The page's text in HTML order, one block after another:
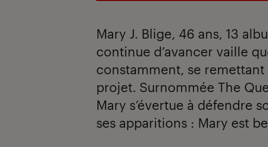
Mary J. Blige, 46 ans, 13
continue d’avancer vaille
constamment, se
projet. Surnommée The
Mary s’évertue à défendre
ses apparitions : Mary est